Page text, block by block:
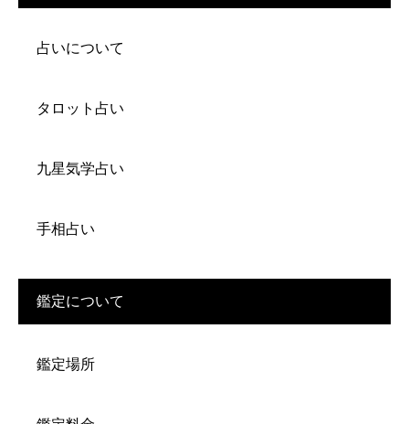
占いについて
タロット占い
九星気学占い
手相占い
鑑定について
鑑定場所